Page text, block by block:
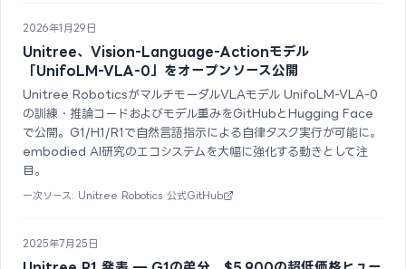
2026年1月29日
Unitree、Vision-Language-Actionモデル
「UnifoLM-VLA-0」をオープンソース公開
Unitree RoboticsがマルチモーダルVLAモデル UnifoLM-VLA-0
の訓練・推論コードおよびモデル重みをGitHubとHugging Face
で公開。G1/H1/R1で自然言語指示による自律タスク実行が可能に。
embodied AI研究のエコシステムを大幅に強化する動きとして注
目。
一次ソース: Unitree Robotics 公式GitHub
2025年7月25日
Unitree R1 発表 — G1の弟分、$5,900の超低価格ヒュー